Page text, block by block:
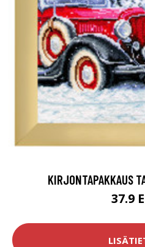
KIRJONTAPAKKAUS
37.9